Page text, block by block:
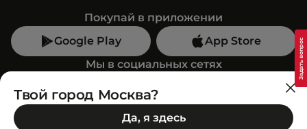
Покупай в приложении
Google Play
App Store
Мы в социальных сетях
Позвони нам
+7 (499) 350-55-33
Твой город Москва?
Да, я здесь